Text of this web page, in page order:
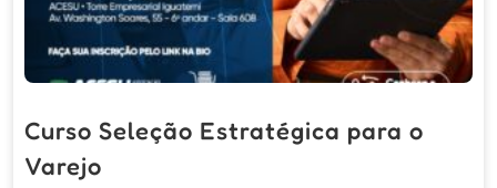
Curso Seleção Estratégica para o
Varejo